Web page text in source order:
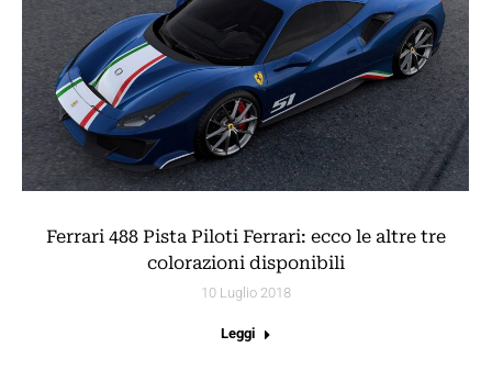
Ferrari 488 Pista Piloti Ferrari: ecco le altre tre
colorazioni disponibili
10 Luglio 2018
Leggi